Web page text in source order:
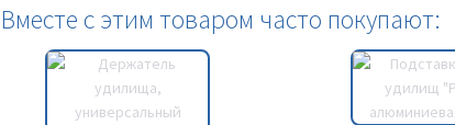
Вместе с этим товаром часто покупают: